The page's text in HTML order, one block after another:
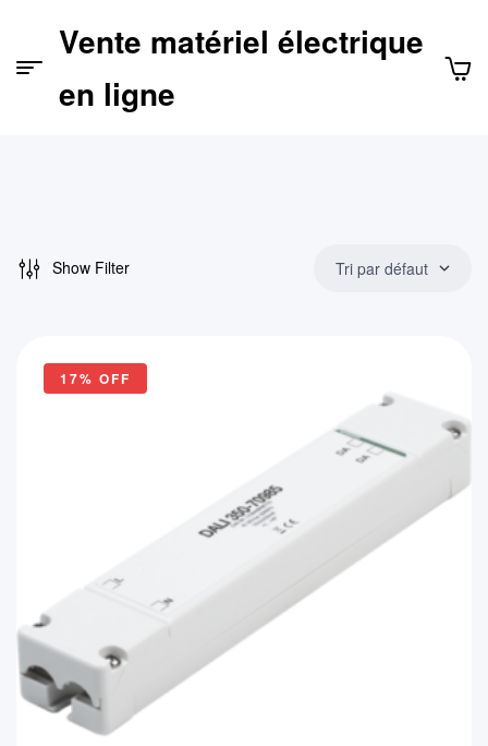
Vente matériel électrique
en ligne
Menu
Show Filter Tri par défaut
17% OFF